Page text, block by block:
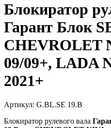
Блокиратор
Гарант Блок
CHEVROLET
09/09+, LADA
2021+
Артикул: G.BL.SE 19.B
Блокиратор рулевого вала